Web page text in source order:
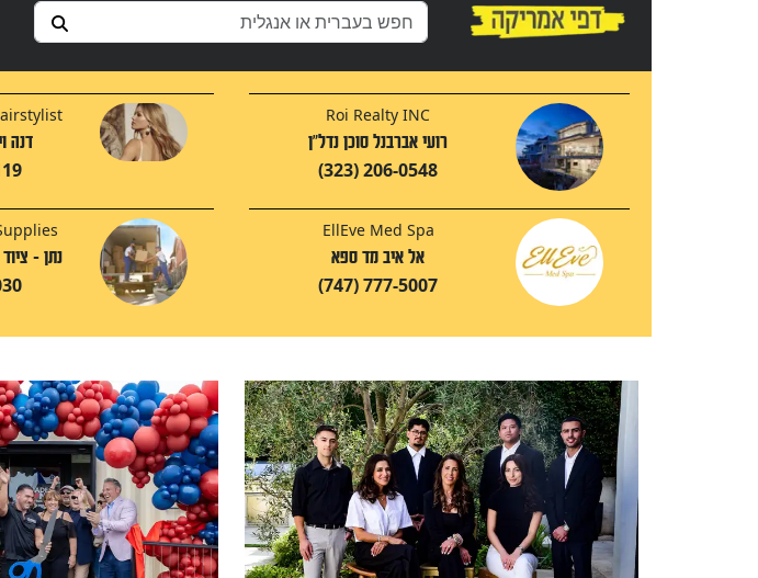
דנה
Roi Realty INC
רועי אברבנל סוכן נדל"ן
(323) 206-0548
נתן -
EllEve Med Spa
אל איב מד ספא
(747) 777-5007